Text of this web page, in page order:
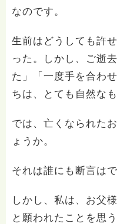
なのです。
生前はどうしても許
った。しかし、ご逝
た」「一度手を合わ
ちは、とても自然な
では、亡くなられた
ょうか。
それは誰にも断言はで
しかし、私は、お父
と願われたことを思